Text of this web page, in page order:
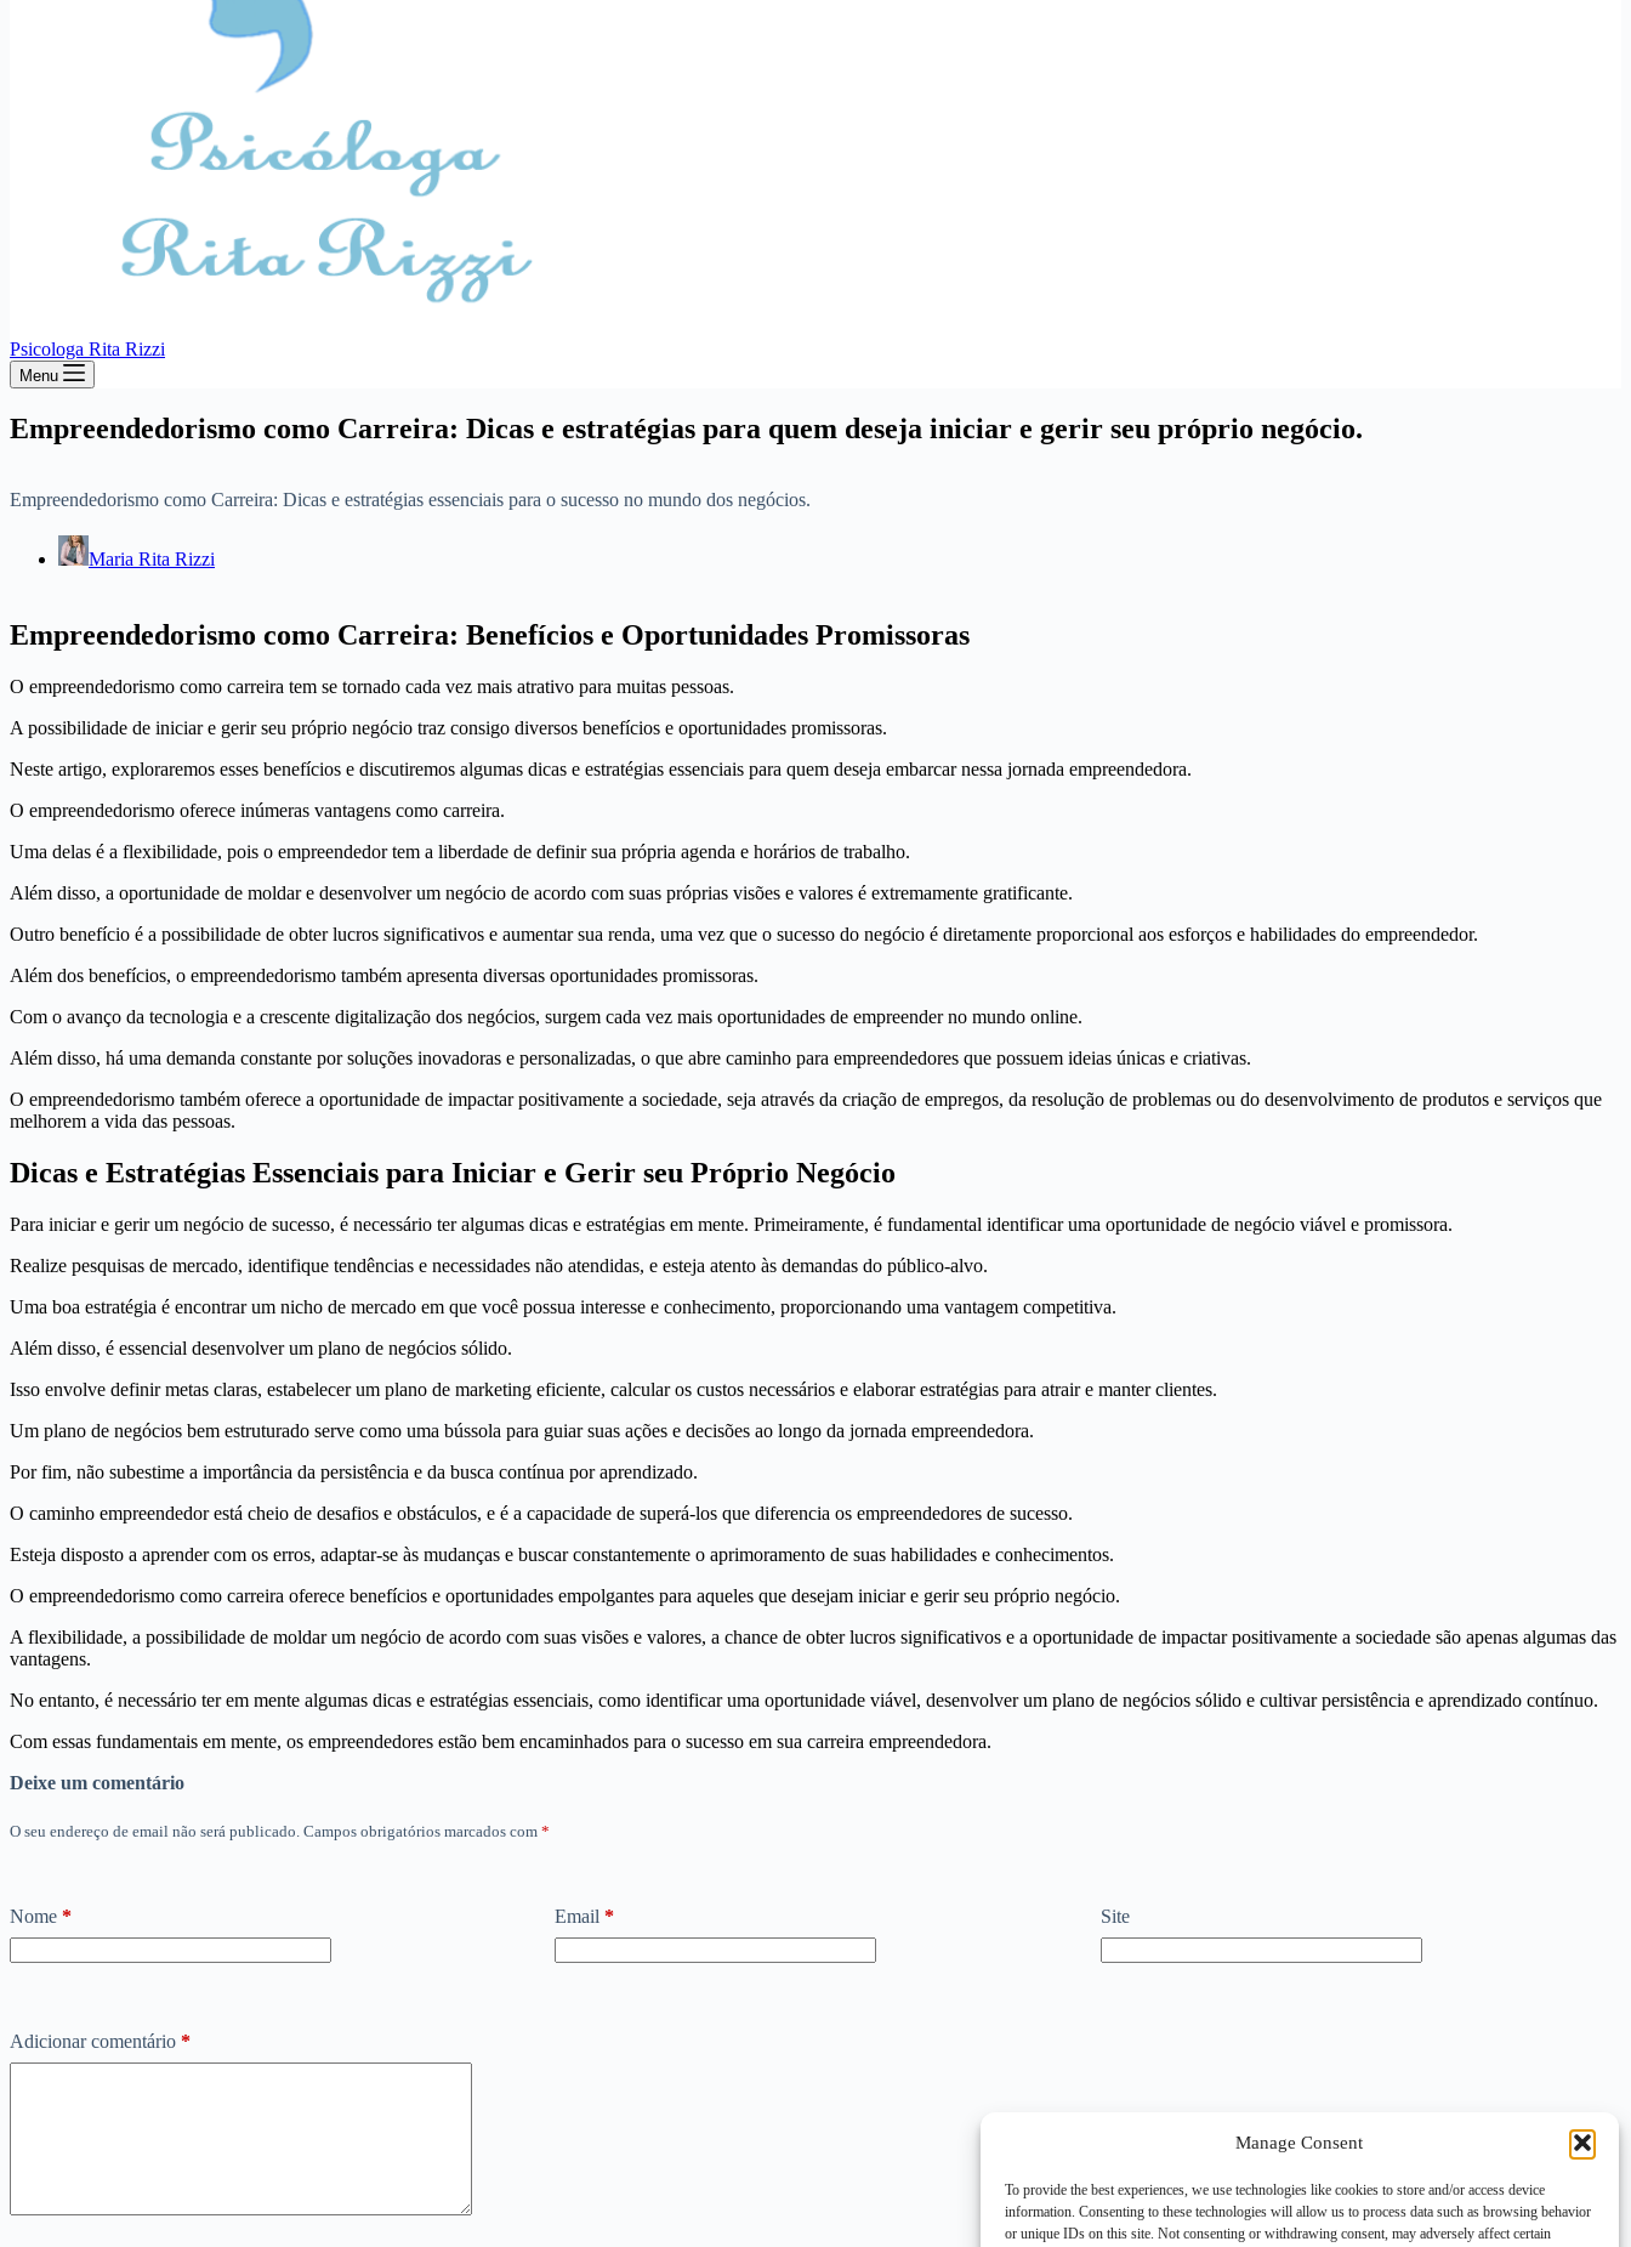
Manage Consent
To provide the best experiences, we use technologies like cookies to store and/or access device
information. Consenting to these technologies will allow us to process data such as browsing behavior
or unique IDs on this site. Not consenting or withdrawing consent, may adversely affect certain
Psicologa Rita Rizzi
Menu
Empreendedorismo como Carreira: Dicas e estratégias para quem deseja iniciar e gerir seu próprio negócio.
Empreendedorismo como Carreira: Dicas e estratégias essenciais para o sucesso no mundo dos negócios.
Maria Rita Rizzi
Empreendedorismo como Carreira: Benefícios e Oportunidades Promissoras
O empreendedorismo como carreira tem se tornado cada vez mais atrativo para muitas pessoas.
A possibilidade de iniciar e gerir seu próprio negócio traz consigo diversos benefícios e oportunidades promissoras.
Neste artigo, exploraremos esses benefícios e discutiremos algumas dicas e estratégias essenciais para quem deseja embarcar nessa jornada empreendedora.
O empreendedorismo oferece inúmeras vantagens como carreira.
Uma delas é a flexibilidade, pois o empreendedor tem a liberdade de definir sua própria agenda e horários de trabalho.
Além disso, a oportunidade de moldar e desenvolver um negócio de acordo com suas próprias visões e valores é extremamente gratificante.
Outro benefício é a possibilidade de obter lucros significativos e aumentar sua renda, uma vez que o sucesso do negócio é diretamente proporcional aos esforços e habilidades do empreendedor.
Além dos benefícios, o empreendedorismo também apresenta diversas oportunidades promissoras.
Com o avanço da tecnologia e a crescente digitalização dos negócios, surgem cada vez mais oportunidades de empreender no mundo online.
Além disso, há uma demanda constante por soluções inovadoras e personalizadas, o que abre caminho para empreendedores que possuem ideias únicas e criativas.
O empreendedorismo também oferece a oportunidade de impactar positivamente a sociedade, seja através da criação de empregos, da resolução de problemas ou do desenvolvimento de produtos e serviços que
melhorem a vida das pessoas.
Dicas e Estratégias Essenciais para Iniciar e Gerir seu Próprio Negócio
Para iniciar e gerir um negócio de sucesso, é necessário ter algumas dicas e estratégias em mente. Primeiramente, é fundamental identificar uma oportunidade de negócio viável e promissora.
Realize pesquisas de mercado, identifique tendências e necessidades não atendidas, e esteja atento às demandas do público-alvo.
Uma boa estratégia é encontrar um nicho de mercado em que você possua interesse e conhecimento, proporcionando uma vantagem competitiva.
Além disso, é essencial desenvolver um plano de negócios sólido.
Isso envolve definir metas claras, estabelecer um plano de marketing eficiente, calcular os custos necessários e elaborar estratégias para atrair e manter clientes.
Um plano de negócios bem estruturado serve como uma bússola para guiar suas ações e decisões ao longo da jornada empreendedora.
Por fim, não subestime a importância da persistência e da busca contínua por aprendizado.
O caminho empreendedor está cheio de desafios e obstáculos, e é a capacidade de superá-los que diferencia os empreendedores de sucesso.
Esteja disposto a aprender com os erros, adaptar-se às mudanças e buscar constantemente o aprimoramento de suas habilidades e conhecimentos.
O empreendedorismo como carreira oferece benefícios e oportunidades empolgantes para aqueles que desejam iniciar e gerir seu próprio negócio.
A flexibilidade, a possibilidade de moldar um negócio de acordo com suas visões e valores, a chance de obter lucros significativos e a oportunidade de impactar positivamente a sociedade são apenas algumas das
vantagens.
No entanto, é necessário ter em mente algumas dicas e estratégias essenciais, como identificar uma oportunidade viável, desenvolver um plano de negócios sólido e cultivar persistência e aprendizado contínuo.
Com essas fundamentais em mente, os empreendedores estão bem encaminhados para o sucesso em sua carreira empreendedora.
Deixe um comentário
O seu endereço de email não será publicado. Campos obrigatórios marcados com *
Nome * Email * Site
Adicionar comentário *